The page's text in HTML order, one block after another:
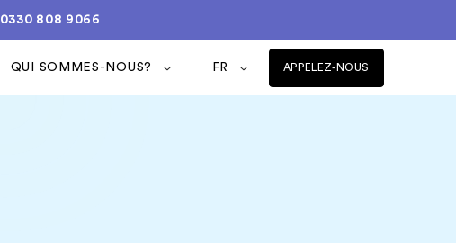
0330 808 9066
QUI SOMMES-NOUS? FR APPELEZ-NOUS